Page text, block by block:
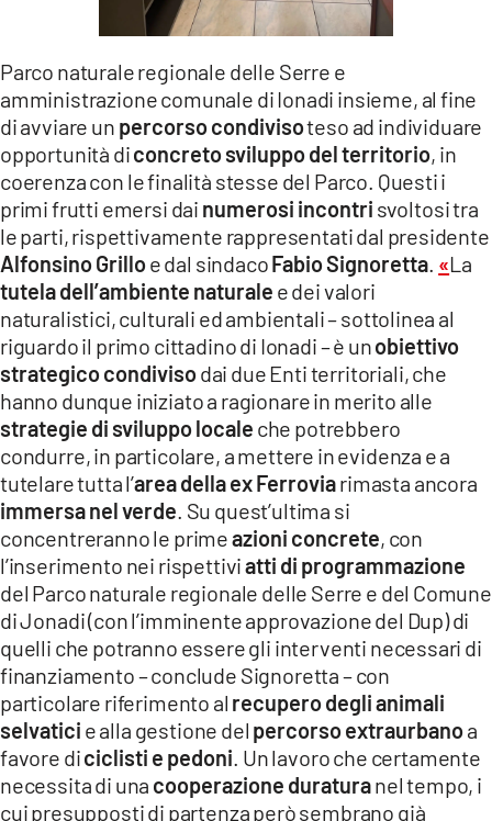
LACAPITALENEWS.IT
App
ANDROID
APPLE
Parco naturale regionale delle Serre e
amministrazione comunale di Ionadi insieme, al fine
di avviare un percorso condivisoteso ad individuare
opportunità diconcreto sviluppo del territorio, in
coerenza con le finalità stesse del Parco. Questi i
primi frutti emersi dai numerosi incontri svoltosi tra
le parti, rispettivamente rappresentati dal presidente
Alfonsino Grilloe dal sindacoFabio Signoretta. «La
tutela dell’ambiente naturale e dei valori
naturalistici, culturali ed ambientali – sottolinea al
riguardo il primo cittadino di Ionadi – è unobiettivo
strategico condivisodai due Enti territoriali, che
hanno dunque iniziato a ragionare in merito alle
strategie di sviluppo locale che potrebbero
condurre, in particolare, a mettere in evidenza e a
tutelare tutta l’area della ex Ferroviarimasta ancora
immersa nel verde. Su quest’ultima si
concentreranno le primeazioni concrete, con
l’inserimento nei rispettiviatti di programmazione
del Parco naturale regionale delle Serre e del Comune
di Jonadi (con l’imminente approvazione del Dup) di
quelli che potranno essere gli interventi necessari di
finanziamento – conclude Signoretta – con
particolare riferimento al recupero degli animali
selvatici e alla gestione del percorso extraurbanoa
favore diciclisti e pedoni. Un lavoro che certamente
necessita di una cooperazione duraturanel tempo, i
cui presupposti di partenza però sembrano già